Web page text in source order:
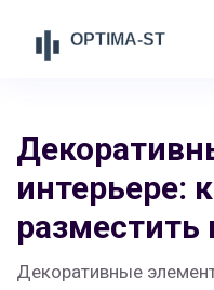
интерьере:
разместить
Декоративные